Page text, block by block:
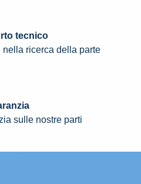
tecnico
ricerca della parte
sulle nostre parti